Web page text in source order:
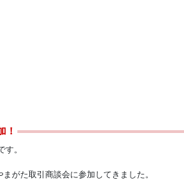
！
。
がた取引商談会に参加してきました。